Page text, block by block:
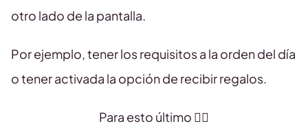
otro lado de la pantalla.
Por ejemplo, tener los requisitos a la orden del día
o tener activada la opción de recibir regalos.
Para esto último 👇🏻